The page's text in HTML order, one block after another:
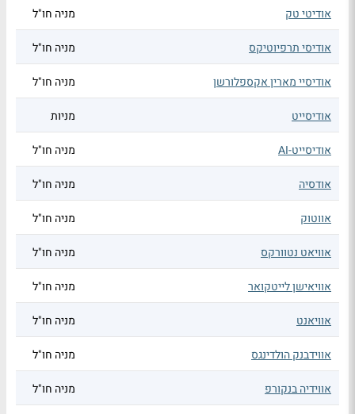
אודיטי טק מניה חו"ל
אודיסי תרפיוטיקס מניה חו"ל
אודיסיי מארין אקספלורשן מניה חו"ל
אודיסייט מניות
אודיסייט-AI מניה חו"ל
אודסיה מניה חו"ל
אווטוק מניה חו"ל
אוויאט נטוורקס מניה חו"ל
אוויאישן לייטקואר מניה חו"ל
אוויאנט מניה חו"ל
אווידבנק הולדינגס מניה חו"ל
אווידיה בנקורפ מניה חו"ל